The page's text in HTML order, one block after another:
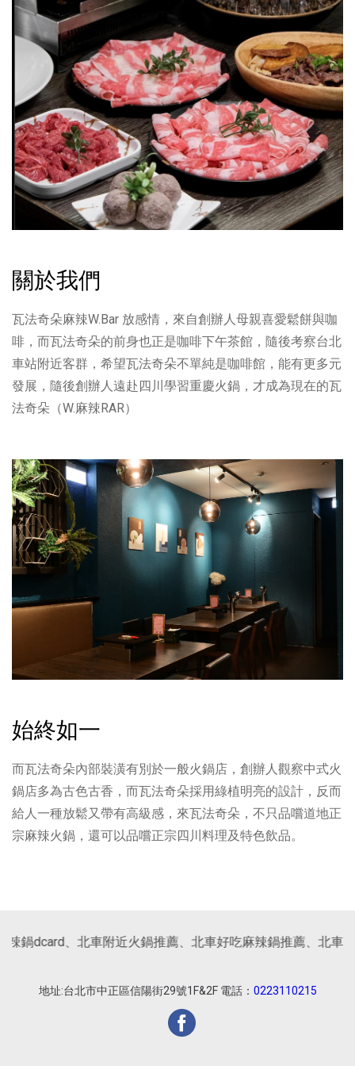
關於我們
瓦法奇朵麻辣W.Bar 放感情，來自創辦人母親喜愛鬆餅與咖
啡，而瓦法奇朵的前身也正是咖啡下午茶館，隨後考察台北
車站附近客群，希望瓦法奇朵不單純是咖啡館，能有更多元
發展，隨後創辦人遠赴四川學習重慶火鍋，才成為現在的瓦
法奇朵（W.麻辣RAR）
始終如一
而瓦法奇朵內部裝潢有別於一般火鍋店，創辦人觀察中式火
鍋店多為古色古香，而瓦法奇朵採用綠植明亮的設計，反而
給人一種放鬆又帶有高級感，來瓦法奇朵，不只品嚐道地正
宗麻辣火鍋，還可以品嚐正宗四川料理及特色飲品。
、北車附近火鍋推薦、北車好吃麻辣鍋推薦、北車
地址:台北市中正區信陽街29號1F&2F 電話： 0223110215